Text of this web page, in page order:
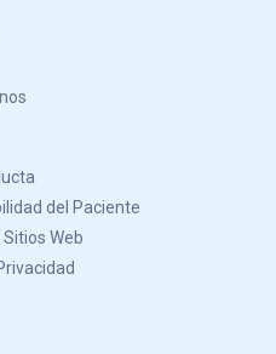
del Paciente
Web